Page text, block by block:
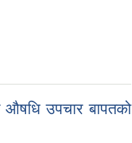
औषधि उपचार बापतको